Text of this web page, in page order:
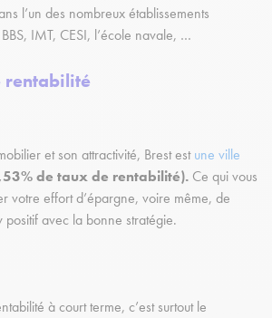
l’un des nombreux établissements
IMT, CESI, l’école navale, …
rentabilité
et son attractivité, Brest estune ville
de taux de rentabilité). Ce qui vous
votre effort d’épargne, voire même, de
avec la bonne stratégie.
à court terme, c’est surtout le